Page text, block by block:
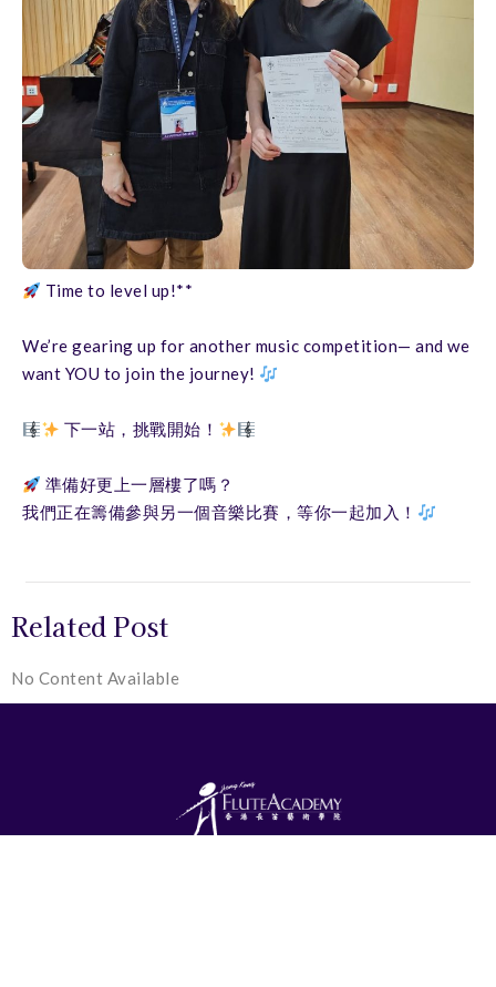
Time to level up!**
We’re gearing up for another music competition— and we
want YOU to join the journey!
下一站，挑戰開始！
準備好更上一層樓了嗎？
我們正在籌備參與另一個音樂比賽，等你一起加入！
Related Post
No Content Available